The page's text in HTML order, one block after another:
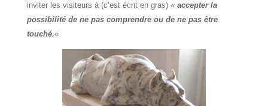
inviter les visiteurs à (c’est écrit en gras) « accepter la
possibilité de ne pas comprendre ou de ne pas être
touché.«